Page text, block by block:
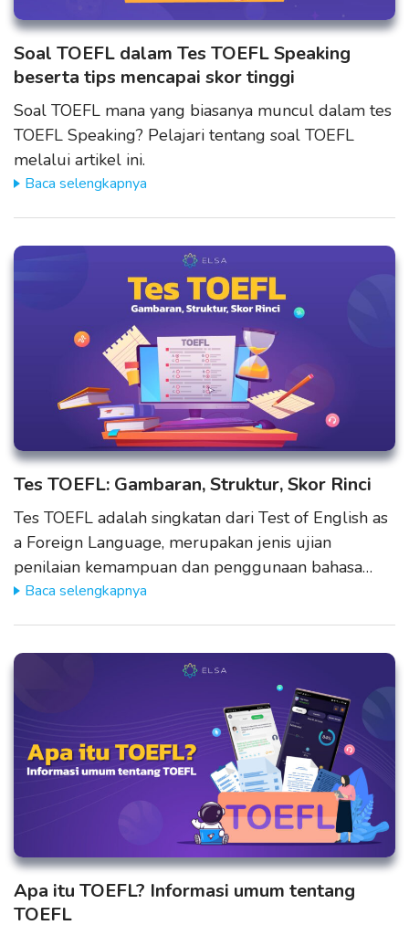
Soal TOEFL dalam Tes TOEFL Speaking
beserta tips mencapai skor tinggi
Soal TOEFL mana yang biasanya muncul dalam tes
TOEFL Speaking? Pelajari tentang soal TOEFL
melalui artikel ini.
Baca selengkapnya
Tes TOEFL: Gambaran, Struktur, Skor Rinci
Tes TOEFL adalah singkatan dari Test of English as
a Foreign Language, merupakan jenis ujian
penilaian kemampuan dan penggunaan bahasa…
Baca selengkapnya
Apa itu TOEFL? Informasi umum tentang
TOEFL